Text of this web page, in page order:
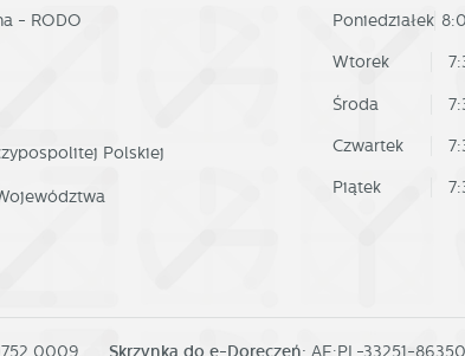
- RODO
Polskiej
Poniedziałek
Wtorek
Środa
Czwartek
Piątek
0009 AE:PL-33251-